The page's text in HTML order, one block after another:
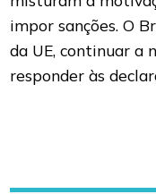
impor sanções. O
da UE, continuar a
responder às